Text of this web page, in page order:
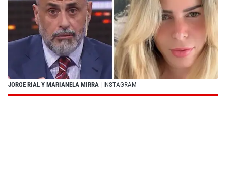
JORGE RIAL Y MARIANELA MIRRA | INSTAGRAM